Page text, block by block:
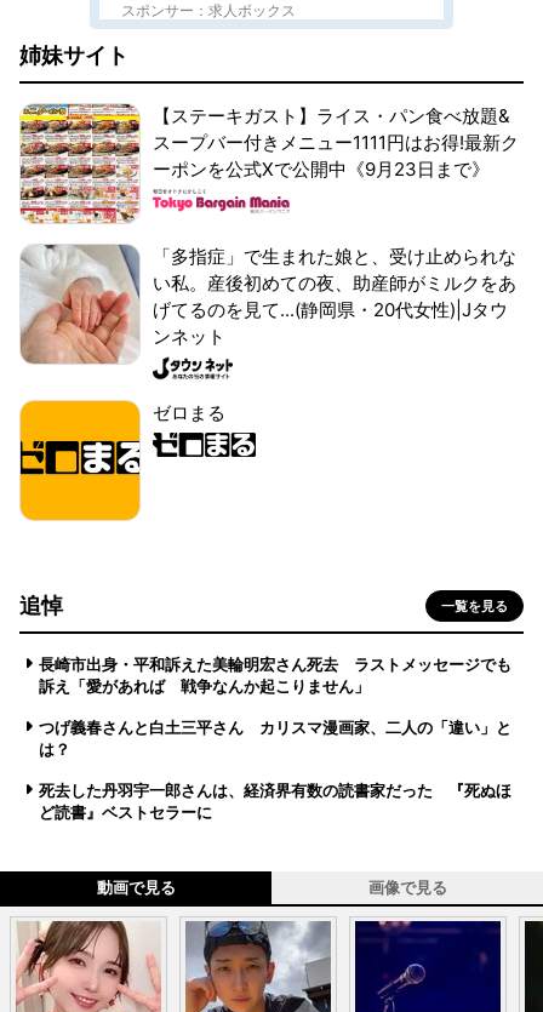
スポンサー：求人ボックス
姉妹サイト
【ステーキガスト】ライス・パン食べ放題&
スープバー付きメニュー1111円はお得!最新ク
ーポンを公式Xで公開中《9月23日まで》
「多指症」で生まれた娘と、受け止められな
い私。産後初めての夜、助産師がミルクをあ
げてるのを見て...(静岡県・20代女性)|Jタウ
ンネット
ゼロまる
追悼 一覧を見る
長崎市出身・平和訴えた美輪明宏さん死去 ラストメッセージでも
訴え「愛があれば 戦争なんか起こりません」
つげ義春さんと白土三平さん カリスマ漫画家、二人の「違い」と
は？
死去した丹羽宇一郎さんは、経済界有数の読書家だった 『死ぬほ
ど読書』ベストセラーに
動画で見る 画像で見る